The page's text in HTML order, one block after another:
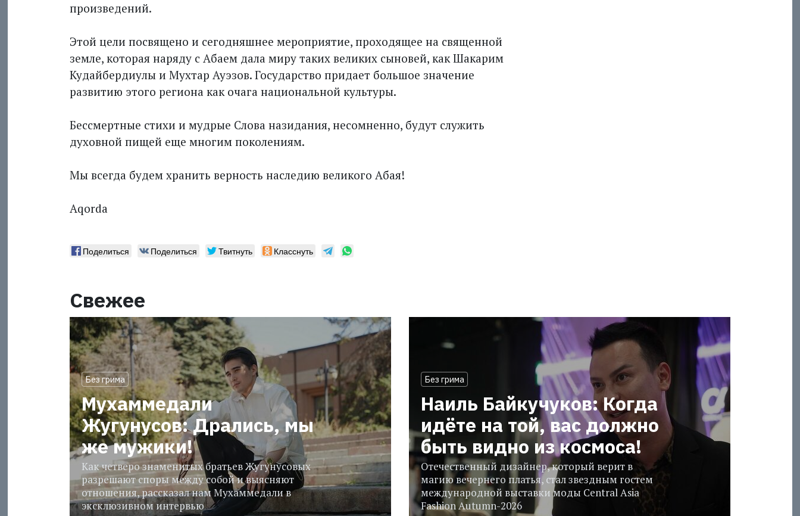
произведений.
Этой цели посвящено и сегодняшнее мероприятие, проходящее на священной
земле, которая наряду с Абаем дала миру таких великих сыновей, как Шакарим
Кудайбердиулы и Мухтар Ауэзов. Государство придает большое значение
развитию этого региона как очага национальной культуры.
Бессмертные стихи и мудрые Слова назидания, несомненно, будут служить
духовной пищей еще многим поколениям.
Мы всегда будем хранить верность наследию великого Абая!
Аqorda
Поделиться Поделиться Твитнуть Класснуть
Свежее
Без грима
Мухаммедали
Жугунусов: Дрались, мы
же мужики!
Как четверо знаменитых братьев Жугунусовых
разрешают споры между собой и выясняют
отношения, рассказал нам Мухаммедали в
эксклюзивном интервью
Без грима
Наиль Байкучуков: Когда
идёте на той, вас должно
быть видно из космоса!
Отечественный дизайнер, который верит в
магию вечернего платья, стал звездным гостем
международной выставки моды Central Asia
Fashion Autumn-2026